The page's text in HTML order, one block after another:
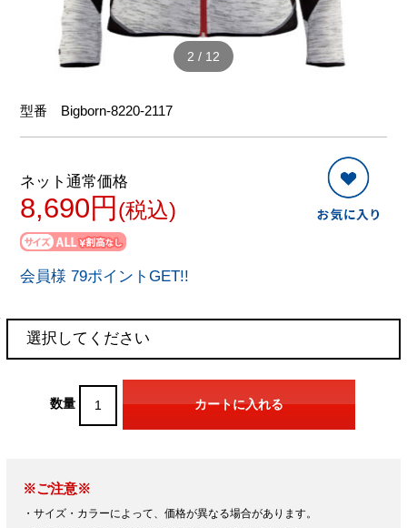
2 / 12
型番 Bigborn-8220-2117
ネット通常価格
8,690円 (税込)
会員様 79ポイントGET!!
数量
※ご注意※
・サイズ・カラーによって、価格が異なる場合があります。